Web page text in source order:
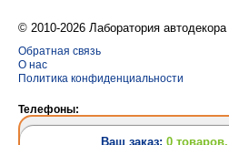
© 2010-2026 Лаборатория автодекора
Обратная связь
О нас
Политика конфиденциальности
Телефоны:
(063) 628-31-24
Ваш заказ: 0